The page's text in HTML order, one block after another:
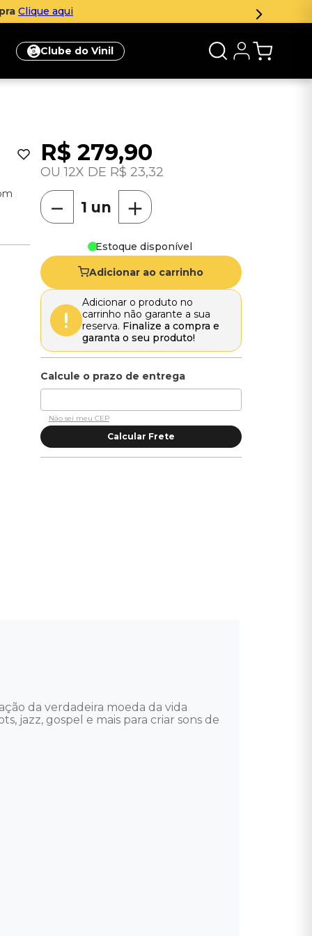
Clube do Vinil
R$ 279,90
12 R$ 23,32
＋
－
Estoque disponível
Adicionar ao carrinho
Adicionar o produto no
carrinho não garante a sua
reserva. Finalize a compra e
garanta o seu produto!
Não sei meu CEP
da verdadeira moeda da vida
jazz, gospel e mais para criar sons de